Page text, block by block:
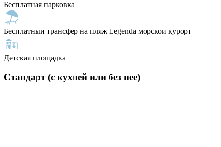
Бесплатная парковка
Бесплатный трансфер на пляж Legenda морской курорт
Детская площадка
Стандарт (с кухней или без нее)